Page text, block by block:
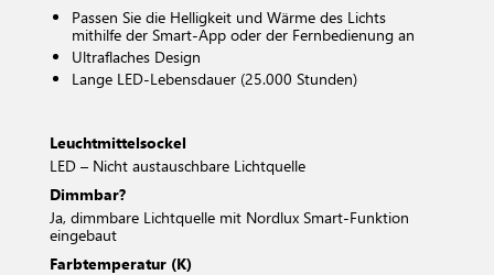
Passen Sie die Helligkeit und Wärme des Lichts
mithilfe der Smart-App oder der Fernbedienung an
Ultraflaches Design
Lange LED-Lebensdauer (25.000 Stunden)
Leuchtmittelsockel
LED – Nicht austauschbare Lichtquelle
Dimmbar?
Ja, dimmbare Lichtquelle mit Nordlux Smart-Funktion
eingebaut
Farbtemperatur (K)